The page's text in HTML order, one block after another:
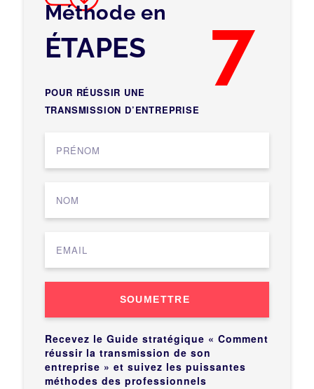
Méthode en 7
ÉTAPES
POUR RÉUSSIR UNE
TRANSMISSION D’ENTREPRISE
SOUMETTRE
Recevez le Guide stratégique « Comment
réussir la transmission de son
entreprise » et suivez les puissantes
méthodes des professionnels